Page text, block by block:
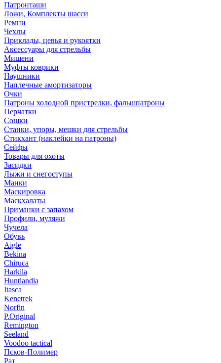
Патронташи
Ложи, Комплекты шасси
Ремни
Чехлы
Приклады, цевья и рукоятки
Аксессуары для стрельбы
Мишени
Муфты коврики
Наушники
Наплечные амортизаторы
Очки
Патроны холодной пристрелки, фальшпатроны
Перчатки
Сошки
Станки, упоры, мешки для стрельбы
Стикхант (наклейки на патроны)
Сейфы
Товары для охоты
Засидки
Лыжи и снегоступы
Манки
Маскировка
Маскхалаты
Приманки с запахом
Профили, муляжи
Чучела
Обувь
Aigle
Bekina
Chiruсa
Harkila
Huntlandia
Itasca
Kenetrek
Norfin
P.Original
Remington
Seeland
Voodoo tactical
Псков-Полимер
Рат